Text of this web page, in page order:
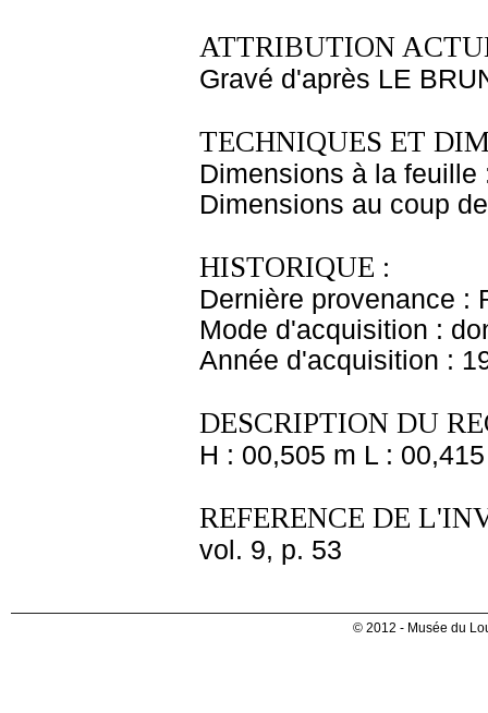
ATTRIBUTION
Gravé d'après LE
TECHNIQUES ET
Dimensions à la
Dimensions au coup
HISTORIQUE :
Dernière provenance :
Mode d'acquisition :
Année d'acquisition :
DESCRIPTION DU
H : 00,505 m L :
REFERENCE DE
vol. 9, p. 53
© 2012 - Musée du